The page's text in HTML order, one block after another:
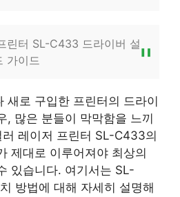
린터 SL-C433 드라이버 설
가이드
새로 구입한 프린터의 드라이
, 많은 분들이 막막함을 느끼
레이저 프린터 SL-C433의
제대로 이루어져야 최상의
있습니다. 여기서는 SL-
방법에 대해 자세히 설명해